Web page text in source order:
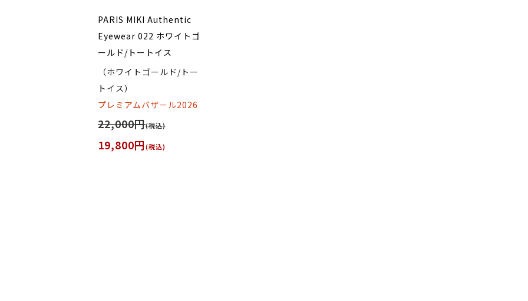
PARIS MIKI Authentic
Eyewear 022 ホワイトゴ
ールド/トートイス
（ホワイトゴールド/トー
トイス）
プレミアムバザール2026
22,000円(税込)
19,800円(税込)